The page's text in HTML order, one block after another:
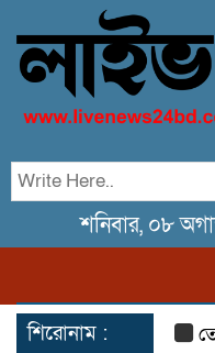
শনিবার, ০৮
শিরোনাম :